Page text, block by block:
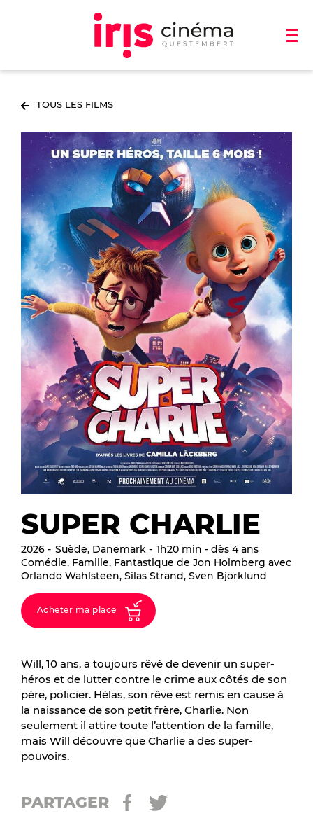
TOUS LES FILMS
SUPER CHARLIE
2026 Suède, Danemark
1h20 min - dès 4 ans
Comédie, Famille, Fantastique de Jon Holmberg avec
Orlando Wahlsteen, Silas Strand, Sven Björklund
Acheter ma place
Will, 10 ans, a toujours rêvé de devenir un super-
héros et de lutter contre le crime aux côtés de son
père, policier. Hélas, son rêve est remis en cause à
la naissance de son petit frère, Charlie. Non
seulement il attire toute l’attention de la famille,
mais Will découvre que Charlie a des super-
pouvoirs.
PARTAGER